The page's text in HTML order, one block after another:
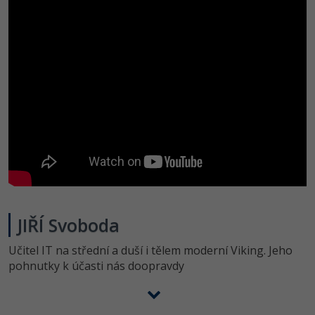
JIŘÍ Svoboda
Učitel IT na střední a duší i tělem moderní Viking. Jeho
pohnutky k účasti nás doopravdy